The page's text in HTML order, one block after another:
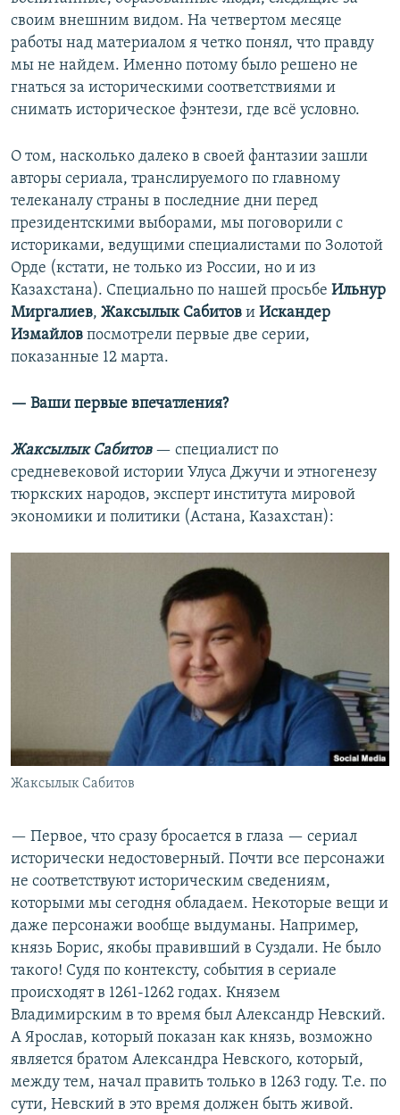
своим внешним видом. На четвертом месяце
работы над материалом я четко понял, что правду
мы не найдем. Именно потому было решено не
гнаться за историческими соответствиями и
снимать историческое фэнтези, где всё условно.
О том, насколько далеко в своей фантазии зашли
авторы сериала, транслируемого по главному
телеканалу страны в последние дни перед
президентскими выборами, мы поговорили с
историками, ведущими специалистами по Золотой
Орде (кстати, не только из России, но и из
Казахстана). Специально по нашей просьбе Ильнур
Миргалиев, Жаксылык Сабитов и Искандер
Измайлов посмотрели первые две серии,
показанные 12 марта.
— Ваши первые впечатления?
Жаксылык Сабитов— специалист по
средневековой истории Улуса Джучи и этногенезу
тюркских народов, эксперт института мировой
экономики и политики (Астана, Казахстан):
Жаксылык Сабитов
— Первое, что сразу бросается в глаза — сериал
исторически недостоверный. Почти все персонажи
не соответствуют историческим сведениям,
которыми мы сегодня обладаем. Некоторые вещи и
даже персонажи вообще выдуманы. Например,
князь Борис, якобы правивший в Суздали. Не было
такого! Судя по контексту, события в сериале
происходят в 1261-1262 годах. Князем
Владимирским в то время был Александр Невский.
А Ярослав, который показан как князь, возможно
является братом Александра Невского, который,
между тем, начал править только в 1263 году. Т.е. по
сути, Невский в это время должен быть живой.